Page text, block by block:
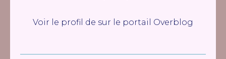
Voir le profil de sur le portail Overblog